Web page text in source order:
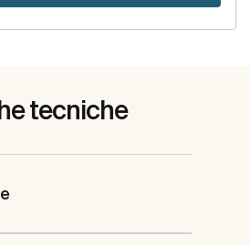
tecniche